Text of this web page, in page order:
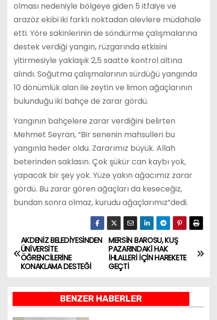
olması nedeniyle bölgeye giden 5 itfaiye ve
arazöz ekibi iki farklı noktadan alevlere müdahale
etti. Yöre sakinlerinin de söndürme çalışmalarına
destek verdiği yangın, rüzgarında etkisini
yitirmesiyle yaklaşık 2,5 saatte kontrol altına
alındı. Soğutma çalışmalarının sürdüğü yangında
10 dönümlük alan ile zeytin ve limon ağaçlarının
bulunduğu iki bahçe de zarar gördü.
Yangının bahçelere zarar verdiğini belirten
Mehmet Seyran, “Bir senenin mahsulleri bu
yangınla heder oldu. Zararımız büyük. Allah
beterinden saklasın. Çok şükür can kaybı yok,
yapacak bir şey yok. Yüze yakın ağacımız zarar
gördü. Bu zarar gören ağaçları da keseceğiz,
bundan sonra olmaz, kurudu ağaçlarımız”dedi.
Y
a
ı
MERSİN BAROSU, KUŞ
PAZARINDAKİ HAK
İHLALLERİ İÇİN HAREKETE
GEÇTİ
AKDENİZ BELEDİYESİNDEN
ÜNİVERSİTE
ÖĞRENCİLERİNE
KONAKLAMA DESTEĞİ
BENZER HABERLER